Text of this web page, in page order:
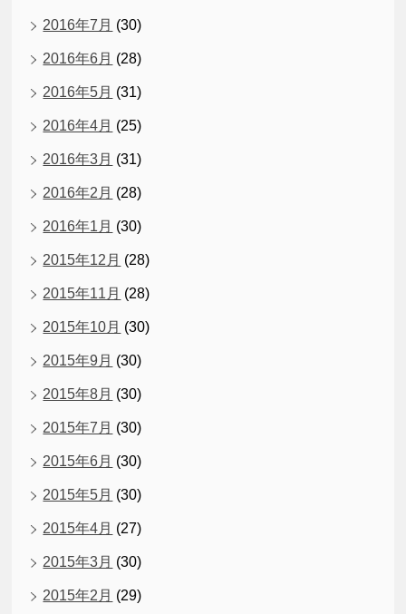
2016年7月 (30)
2016年6月 (28)
2016年5月 (31)
2016年4月 (25)
2016年3月 (31)
2016年2月 (28)
2016年1月 (30)
2015年12月 (28)
2015年11月 (28)
2015年10月 (30)
2015年9月 (30)
2015年8月 (30)
2015年7月 (30)
2015年6月 (30)
2015年5月 (30)
2015年4月 (27)
2015年3月 (30)
2015年2月 (29)